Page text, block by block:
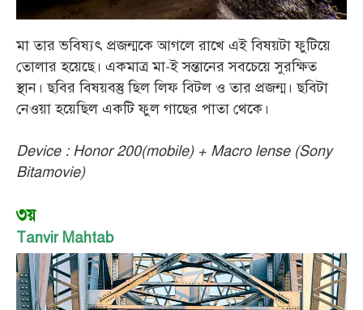
মা তার ভবিষ্যৎ প্রজন্মকে আগলে রাখে এই বিষয়টা ফুটিয়ে
তোলার হয়েছে। একমাত্র মা-ই সন্তানের সবচেয়ে সুরক্ষিত
স্থান। ছবির বিষয়বস্তু ছিল লিফ বিটল ও তার প্রজন্ম। ছবিটা
নেওয়া হয়েছিল একটি ফুল গাছের পাতা থেকে।
Device : Honor 200(mobile) + Macro lense (Sony
Bitamovie)
৩য়
Tanvir Mahtab